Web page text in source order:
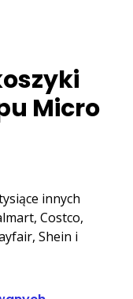
Micro
innych
Costco,
Shein i